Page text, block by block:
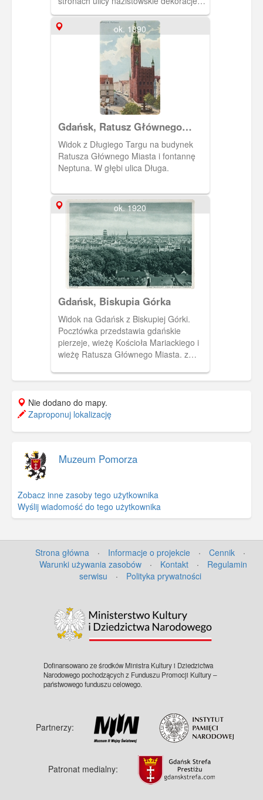
hitlerowskie flagi.
ok. 1890
Gdańsk, Ratusz Głównego
Miasta
Widok z Długiego Targu na budynek
Ratusza Głównego Miasta i fontannę
Neptuna. W głębi ulica Długa.
ok. 1920
Gdańsk, Biskupia Górka
Widok na Gdańsk z Biskupiej Górki.
Pocztówka przedstawia gdańskie
pierzeje, wieżę Kościoła Mariackiego i
wieżę Ratusza Głównego Miasta. z
zabudowę nie widać Bramy Wyżynnej.
Nie dodano do mapy.
Zaproponuj lokalizację
Muzeum Pomorza
Zobacz inne zasoby tego użytkownika
Wyślij wiadomość do tego użytkownika
Strona główna · Informacje o projekcie · Cennik
·
Warunki używania zasobów
· Kontakt ·
Regulamin
serwisu
· Polityka prywatności
Dofinansowano ze środków Ministra Kultury i Dziedzictwa
Narodowego pochodzących z Funduszu Promocji Kultury –
państwowego funduszu celowego.
Partnerzy:
Patronat medialny: